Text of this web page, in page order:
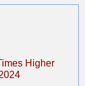
Higher